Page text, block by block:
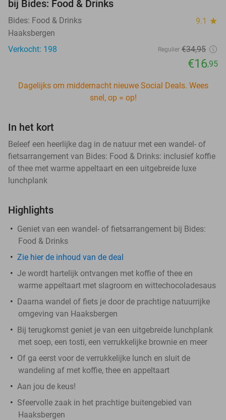
bij Bides: Food & Drinks
Bides: Food & Drinks 9.1 star
Haaksbergen
Verkocht: 198
Regulier €34,95
€16,95
Dagelijks om middernacht nieuwe Social Deals. Wees
snel, op = op!
In het kort
Beleef een heerlijke dag in de natuur met een wandel- of
fietsarrangement van Bides: Food & Drinks: inclusief koffie
of thee met warme appeltaart en een uitgebreide luxe
lunchplank
Highlights
Geniet van een wandel- of fietsarrangement bij Bides:
Food & Drinks
Zie hier de inhoud van de deal
Je wordt hartelijk ontvangen met koffie of thee en
warme appeltaart met slagroom en wittechocoladesaus
Daarna wandel of fiets je door de prachtige natuurrijke
omgeving van Haaksbergen
Bij terugkomst geniet je van een uitgebreide lunchplank
met soep, een tosti, een verrukkelijke brownie en meer
Of ga eerst voor de verrukkelijke lunch en sluit de
wandeling af met koffie, thee en appeltaart
Aan jou de keus!
Sfeervolle zaak in het prachtige buitengebied van
Haaksbergen